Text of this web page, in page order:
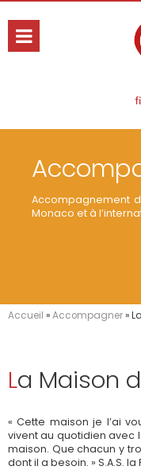
Accompagnement
Monaco et à
Accueil »Accompagner»
La Maison
« Cette maison je l’ai
vivent au quotidien avec
maison. Que chacun y
dont il a besoin. » S.A.S.